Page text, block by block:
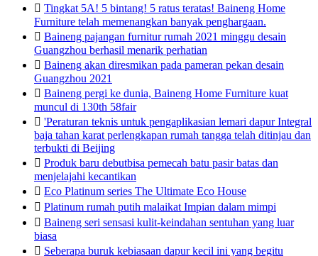
 Tingkat 5A! 5 bintang! 5 ratus teratas! Baineng Home
Furniture telah memenangkan banyak penghargaan.
 Baineng pajangan furnitur rumah 2021 minggu desain
Guangzhou berhasil menarik perhatian
 Baineng akan diresmikan pada pameran pekan desain
Guangzhou 2021
 Baineng pergi ke dunia, Baineng Home Furniture kuat
muncul di 130th 58fair
 'Peraturan teknis untuk pengaplikasian lemari dapur Integral
baja tahan karat perlengkapan rumah tangga telah ditinjau dan
terbukti di Beijing
 Produk baru debutbisa pemecah batu pasir batas dan
menjelajahi kecantikan
 Eco Platinum series The Ultimate Eco House
 Platinum rumah putih malaikat Impian dalam mimpi
 Baineng seri sensasi kulit-keindahan sentuhan yang luar
biasa
 Seberapa buruk kebiasaan dapur kecil ini yang begitu